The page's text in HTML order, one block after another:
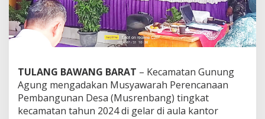
n
g
T
u
b
b
a
G
e
l
TULANG BAWANG BARAT – Kecamatan Gunung
Agung mengadakan Musyawarah Perencanaan
Pembangunan Desa (Musrenbang) tingkat
kecamatan tahun 2024 di gelar di aula kantor